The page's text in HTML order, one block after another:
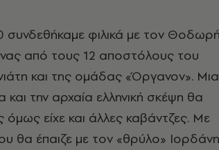
φιλικά με τον
από τους 12 αποστόλους του
και της ομάδας «Όργανον». Μια
την αρχαία ελληνική σκέψη θα
είχε και άλλες καβάντζες. Με
θα έπαιζε με τον «θρύλο» Ιορδάνη